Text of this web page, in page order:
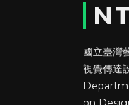
國立臺灣
視覺傳達